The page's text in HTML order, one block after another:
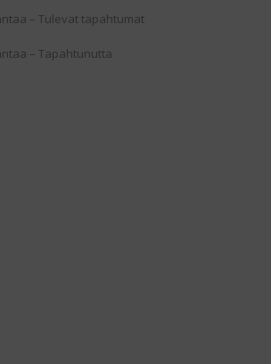
– Tulevat tapahtumat
– Tapahtunutta